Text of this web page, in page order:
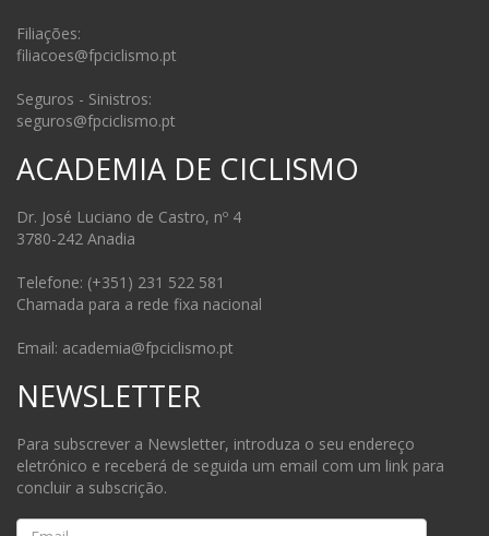
Filiações:
filiacoes@fpciclismo.pt
Seguros - Sinistros:
seguros@fpciclismo.pt
ACADEMIA DE CICLISMO
Dr. José Luciano de Castro, nº 4
3780-242 Anadia
Telefone: (+351) 231 522 581
Chamada para a rede fixa nacional
Email: academia@fpciclismo.pt
NEWSLETTER
Para subscrever a Newsletter, introduza o seu endereço
eletrónico e receberá de seguida um email com um link para
concluir a subscrição.
Email